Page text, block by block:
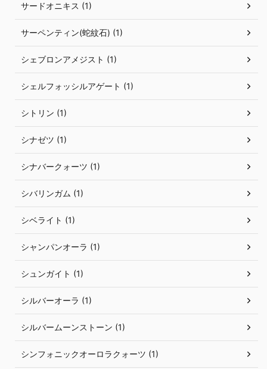
サードオニキス (1)
サーペンティン(蛇紋石) (1)
シェブロンアメジスト (1)
シェルフォッシルアゲート (1)
シトリン (1)
シナゼツ (1)
シナバークォーツ (1)
シバリンガム (1)
シベライト (1)
シャンパンオーラ (1)
シュンガイト (1)
シルバーオーラ (1)
シルバームーンストーン (1)
シンフォニックオーロラクォーツ (1)